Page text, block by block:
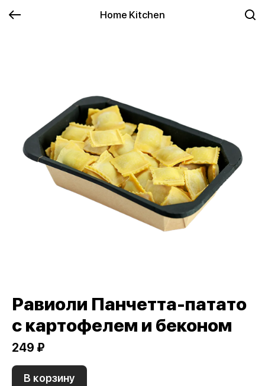
Home Kitchen
Равиоли Панчетта-патато
с картофелем и беконом
249 ₽
В корзину